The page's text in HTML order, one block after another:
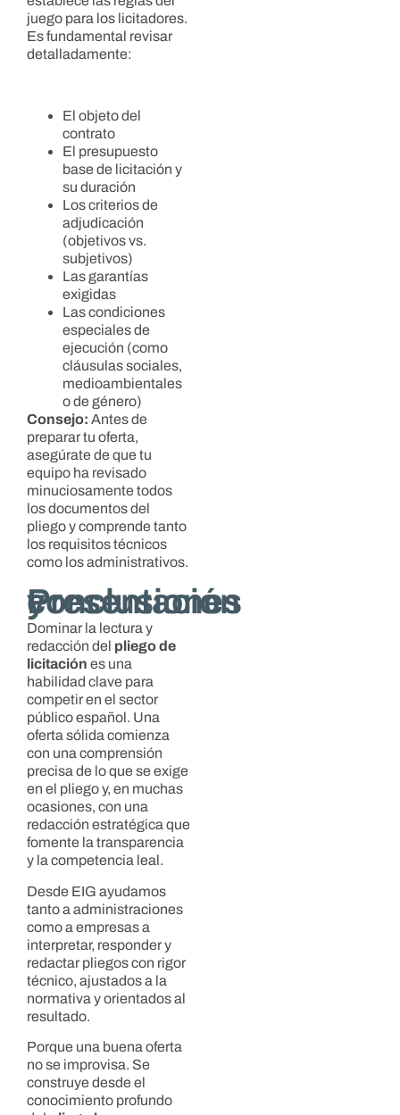
juego para los licitadores.
Es fundamental revisar
detalladamente:
El objeto del
contrato
El presupuesto
base de licitación y
su duración
Los criterios de
adjudicación
(objetivos vs.
subjetivos)
Las garantías
exigidas
Las condiciones
especiales de
ejecución (como
cláusulas sociales,
medioambientales
o de género)
Consejo: Antes de
preparar tu oferta,
asegúrate de que tu
equipo ha revisado
minuciosamente todos
los documentos del
pliego y comprende tanto
los requisitos técnicos
como los administrativos.
Presentación y conclusiones
Dominar la lectura y
redacción del pliego de
licitación es una
habilidad clave para
competir en el sector
público español. Una
oferta sólida comienza
con una comprensión
precisa de lo que se exige
en el pliego y, en muchas
ocasiones, con una
redacción estratégica que
fomente la transparencia
y la competencia leal.
Desde EIG ayudamos
tanto a administraciones
como a empresas a
interpretar, responder y
redactar pliegos con rigor
técnico, ajustados a la
normativa y orientados al
resultado.
Porque una buena oferta
no se improvisa. Se
construye desde el
conocimiento profundo